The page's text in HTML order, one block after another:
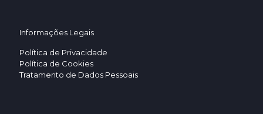
Informações Legais
Política de Privacidade
Política de Cookies
Tratamento de Dados Pessoais